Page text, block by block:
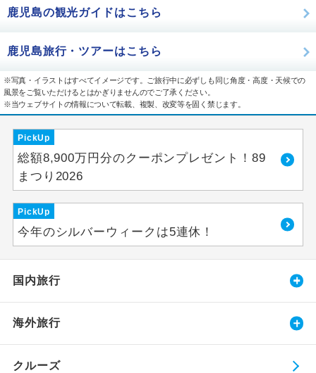
鹿児島の観光ガイドはこちら
鹿児島旅行・ツアーはこちら
※写真・イラストはすべてイメージです。ご旅行中に必ずしも同じ角度・高度・天候での
風景をご覧いただけるとはかぎりませんのでご了承ください。
※当ウェブサイトの情報について転載、複製、改変等を固く禁じます。
PickUp
総額8,900万円分のクーポンプレゼント！89
まつり2026
PickUp
今年のシルバーウィークは5連休！
国内旅行
海外旅行
クルーズ